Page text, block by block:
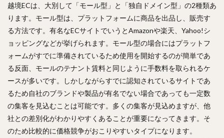
越境ECは、大別して「モール型」と「独自ドメイン型」の2種類あ
ります。モール型は、プラットフォームに商品を出品し、販売す
る方法です。有名なECサイトでいうとAmazonや楽天、Yahoo!シ
ョッピングなどが挙げられます。モール型の場合にはプラットフ
ォームがすでに準備されているため使用を開始するのが簡単であ
る反面、モールのテナント賃料と同じように手数料を取られるケ
ースが多いです。しかしながらすでに認知されているサイトであ
るため自社のブランドや製品が有名でない場合であっても一定数
の集客を見込むことは可能です。多くの集客が見込めますが、他
社との差別化がわかりやすくあることが重要になってきます。そ
のため比較的に価格競争がおこりやすいタイプになります。